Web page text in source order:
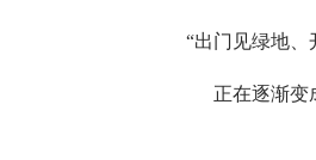
“出门见绿地、
正在逐渐变